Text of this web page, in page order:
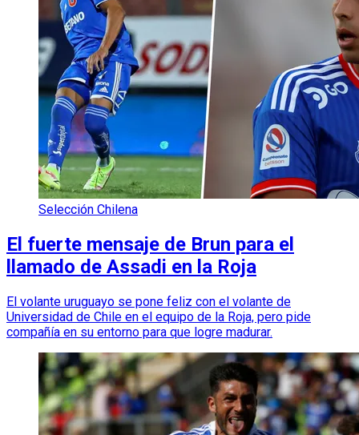
Selección Chilena
El fuerte mensaje de Brun para el
llamado de Assadi en la Roja
El volante uruguayo se pone feliz con el volante de
Universidad de Chile en el equipo de la Roja, pero pide
compañía en su entorno para que logre madurar.